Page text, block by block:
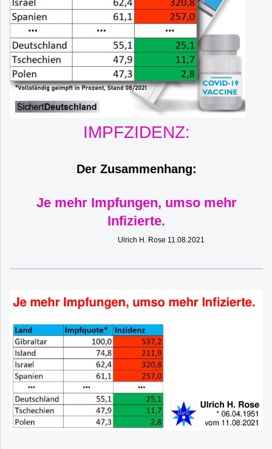
IMPFZIDENZ:
Der Zusammenhang:
Je mehr Impfungen, umso mehr
Infizierte.
Ulrich H. Rose 11.08.2021